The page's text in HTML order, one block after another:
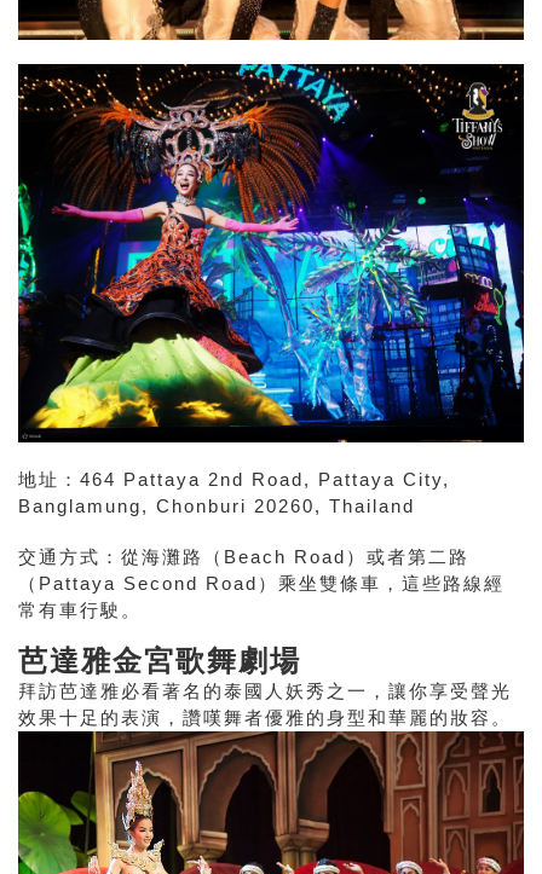
地址：464 Pattaya 2nd Road, Pattaya City,
Banglamung, Chonburi 20260, Thailand
交通方式：從海灘路（Beach Road）或者第二路
（Pattaya Second Road）乘坐雙條車，這些路線經
常有車行駛。
芭達雅金宮歌舞劇場
拜訪芭達雅必看著名的泰國人妖秀之一，讓你享受聲光
效果十足的表演，讚嘆舞者優雅的身型和華麗的妝容。